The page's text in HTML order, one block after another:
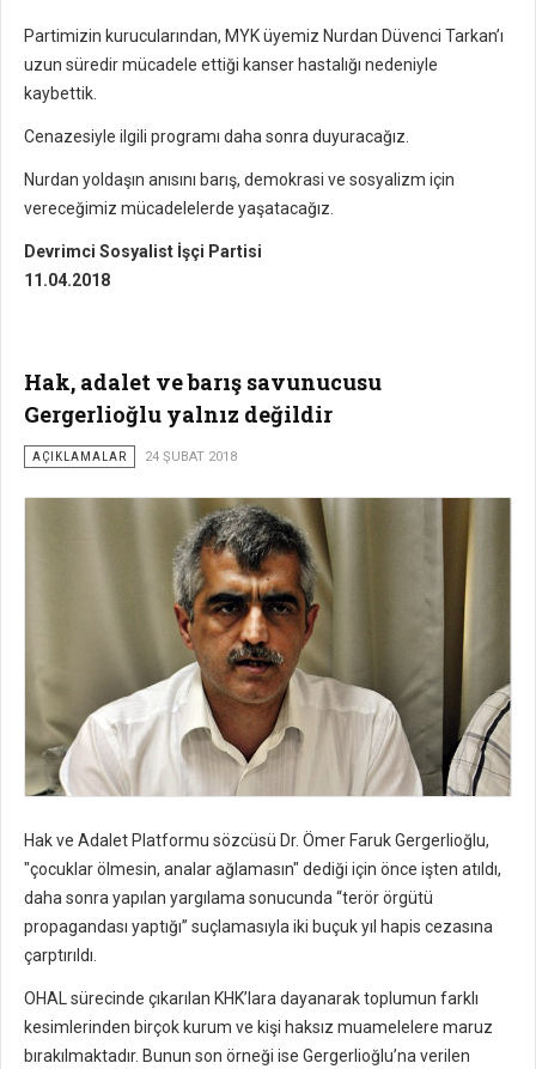
Partimizin kurucularından, MYK üyemiz Nurdan Düvenci Tarkan’ı
uzun süredir mücadele ettiği kanser hastalığı nedeniyle
kaybettik.
Cenazesiyle ilgili programı daha sonra duyuracağız.
Nurdan yoldaşın anısını barış, demokrasi ve sosyalizm için
vereceğimiz mücadelelerde yaşatacağız.
Devrimci Sosyalist İşçi Partisi
11.04.2018
Hak, adalet ve barış savunucusu
Gergerlioğlu yalnız değildir
AÇIKLAMALAR 24 ŞUBAT 2018
Hak ve Adalet Platformu sözcüsü Dr. Ömer Faruk Gergerlioğlu,
"çocuklar ölmesin, analar ağlamasın" dediği için önce işten atıldı,
daha sonra yapılan yargılama sonucunda “terör örgütü
propagandası yaptığı” suçlamasıyla iki buçuk yıl hapis cezasına
çarptırıldı.
OHAL sürecinde çıkarılan KHK’lara dayanarak toplumun farklı
kesimlerinden birçok kurum ve kişi haksız muamelelere maruz
bırakılmaktadır. Bunun son örneği ise Gergerlioğlu’na verilen